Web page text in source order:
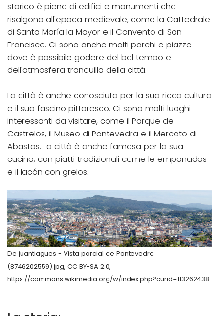
storico è pieno di edifici e monumenti che
risalgono all'epoca medievale, come la Cattedrale
di Santa María la Mayor e il Convento di San
Francisco. Ci sono anche molti parchi e piazze
dove è possibile godere del bel tempo e
dell'atmosfera tranquilla della città.
La città è anche conosciuta per la sua ricca cultura
e il suo fascino pittoresco. Ci sono molti luoghi
interessanti da visitare, come il Parque de
Castrelos, il Museo di Pontevedra e il Mercato di
Abastos. La città è anche famosa per la sua
cucina, con piatti tradizionali come le empanadas
e il lacón con grelos.
De juantiagues - Vista parcial de Pontevedra
(8746202559).jpg, CC BY-SA 2.0,
https://commons.wikimedia.org/w/index.php?curid=113262438